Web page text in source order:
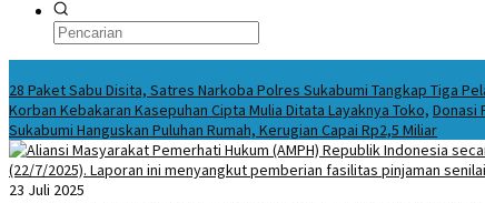
28 Paket Sabu Disita, Satres Narkoba Polres Sukabumi Tangkap Tiga
Korban Kebakaran Kasepuhan Cipta Mulia Ditata Layaknya Toko, Donasi
Sukabumi Hanguskan Puluhan Rumah, Kerugian Capai Rp2,5 Miliar
23 Juli 2025